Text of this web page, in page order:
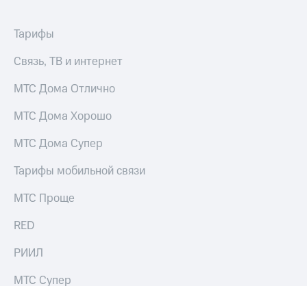
Подписка
на гигабайты
интернета,
фильмы,
и многое
группа
Скидка
к геолокации
Всё
под
рукой
в Мой МТС
Посмотрите,
что
полезного
есть
приложении
Тарифы
Связь, ТВ и интернет
МТС Дома Отлично
МТС Дома Хорошо
МТС Дома Супер
Тарифы мобильной связи
МТС Проще
RED
РИИЛ
МТС Супер